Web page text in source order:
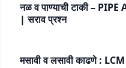
नळ व पाण्याची टाकी –
| सराव प्रश्न
मसावी व लसावी काढणे :